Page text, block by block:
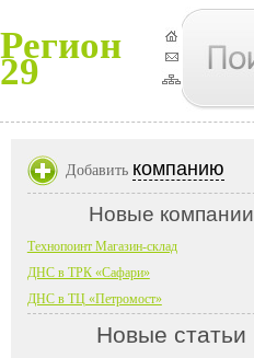
Регион
29
Добавить компанию
Новые компании
Технопоинт Магазин-склад
ДНС в ТРК «Сафари»
ДНС в ТЦ «Петромост»
Новые статьи